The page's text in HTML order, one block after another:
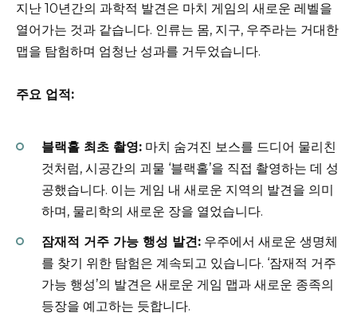
지난 10년간의 과학적 발견은 마치 게임의 새로운 레벨을
열어가는 것과 같습니다. 인류는 몸, 지구, 우주라는 거대한
맵을 탐험하며 엄청난 성과를 거두었습니다.
주요 업적:
블랙홀 최초 촬영: 마치 숨겨진 보스를 드디어 물리친
것처럼, 시공간의 괴물 ‘블랙홀’을 직접 촬영하는 데 성
공했습니다. 이는 게임 내 새로운 지역의 발견을 의미
하며, 물리학의 새로운 장을 열었습니다.
잠재적 거주 가능 행성 발견: 우주에서 새로운 생명체
를 찾기 위한 탐험은 계속되고 있습니다. ‘잠재적 거주
가능 행성’의 발견은 새로운 게임 맵과 새로운 종족의
등장을 예고하는 듯합니다.